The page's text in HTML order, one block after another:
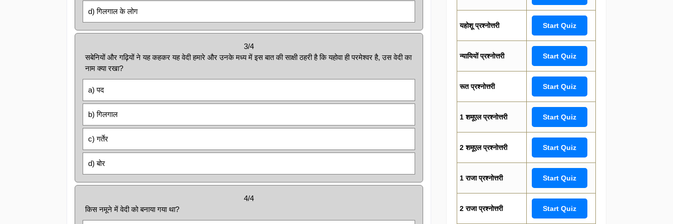
d) गिलगाल के लोग
3/4
सबेनियों और गढ़ियों ने यह कहकर यह वेदी हमारे और उनके मध्य में इस बात की साक्षी ठहरी है कि यहोवा ही परमेश्वर है, उस वेदी का
नाम क्या रखा?
a) पद
b) गिलगाल
c) गर्तेर
d) बोर
4/4
किस नमूने में वेदी को बनाया गया था?
यहोशू प्रश्नोत्तरी Start Quiz
न्यायियों प्रश्नोत्तरी Start Quiz
रूत प्रश्नोत्तरी Start Quiz
1 शमूएल प्रश्नोत्तरी Start Quiz
2 शमूएल प्रश्नोत्तरी Start Quiz
1 राजा प्रश्नोत्तरी Start Quiz
2 राजा प्रश्नोत्तरी Start Quiz